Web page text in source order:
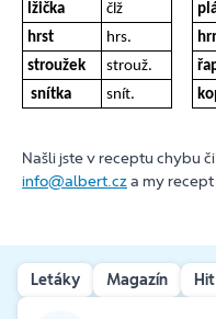
lžička
člž
hrst
hrs.
stroužek
strouž.
snítka
snít.
Našli jste v receptu chybu
info@albert.cza my
Letáky Magazín